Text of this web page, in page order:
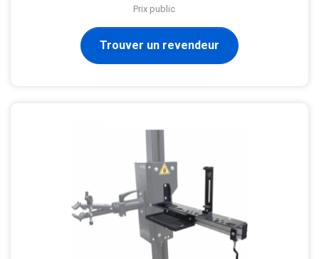
Prix public
Trouver un revendeur